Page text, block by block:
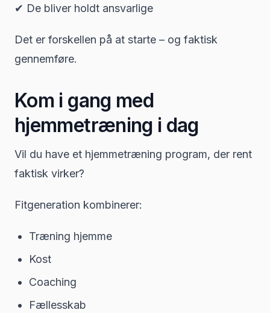
✔ De bliver holdt ansvarlige
Det er forskellen på at starte – og faktisk
gennemføre.
Kom i gang med
hjemmetræning i dag
Vil du have et hjemmetræning program, der rent
faktisk virker?
Fitgeneration kombinerer:
Træning hjemme
Kost
Coaching
Fællesskab